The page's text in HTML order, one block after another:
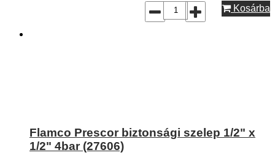
Kosárba
Flamco Prescor biztonsági szelep 1/2" x
1/2" 4bar (27606)